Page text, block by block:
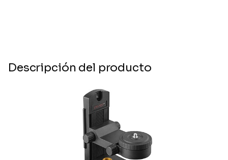
Descripción del producto